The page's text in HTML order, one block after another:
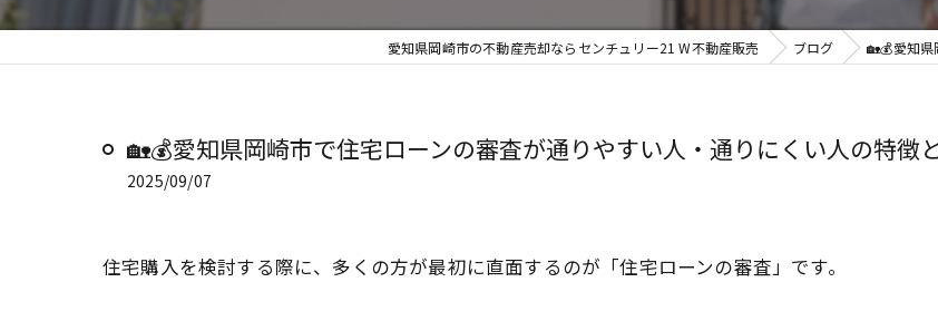
愛知県岡崎市の不動産売却ならセンチュリー21 W不動産販売 ブログ 🏡💰愛知
🏡💰愛知県岡崎市で住宅ローンの審査が通りやすい人・通りにくい人の特徴
2025/09/07
住宅購入を検討する際に、多くの方が最初に直面するのが「住宅ローンの審査」です。